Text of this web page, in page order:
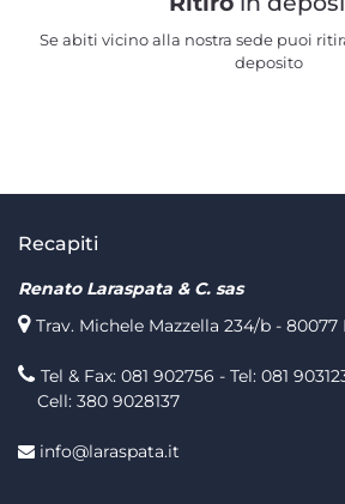
Se abiti vicino alla nostra sede puoi
deposito
Recapiti
Renato Laraspata & C. sas
Trav. Michele Mazzella 234/b - 80077
Tel & Fax: 081 902756 - Tel: 081
Cell: 380 9028137
info@laraspata.it